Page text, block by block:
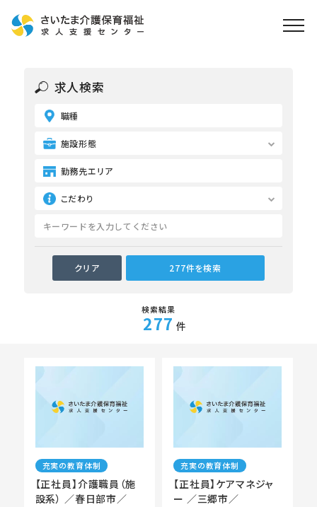
求人検索
就職・転職支援
資格取得なら
さいたま介護アカデミー
よくある質問
求人検索
職種
施設形態
勤務先エリア
こだわり
検索結果
277 件
充実の教育体制
【正社員】介護職員（施
設系） ／春日部市／
充実の教育体制
【正社員】ケアマネジャ
ー ／三郷市／